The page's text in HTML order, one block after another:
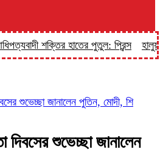
শক্তির হাতের পুতুল: প্রিন্স হালুয়াঘাট
শুভেচ্ছা জানালেন পুতিন, মোদী, শি
দিবসের শুভেচ্ছা জানালেন